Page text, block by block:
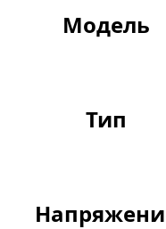
Модель
Тип